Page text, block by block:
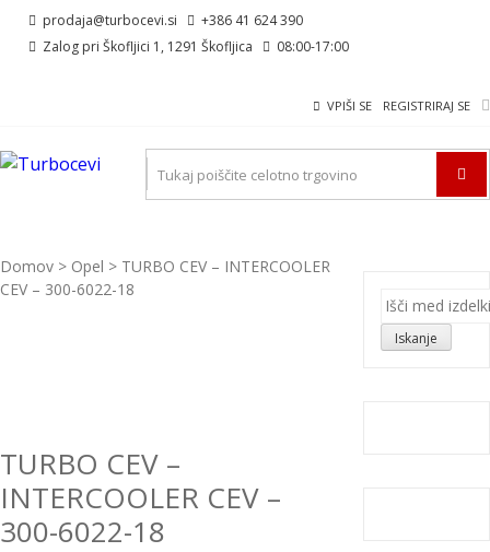
Skip
Skip prodaja@turbocevi.si
+386 41 624 390
Zalog pri Škofljici 1, 1291 Škofljica
08:00-17:00
VPIŠI SE REGISTRIRAJ SE
TURBOCEVI
Turbo ideal – turbo cevi
Domov > Opel > TURBO CEV – INTERCOOLER
CEV – 300-6022-18
TURBO CEV –
INTERCOOLER CEV –
300-6022-18
Išči:
Iskanje